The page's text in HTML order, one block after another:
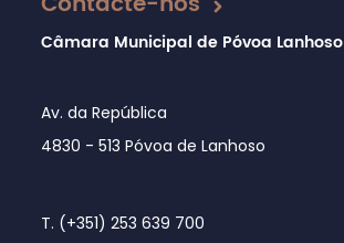
Câmara Municipal de Póvoa Lanhoso
Av. da República
4830 - 513 Póvoa de Lanhoso
T. (+351) 253 639 700